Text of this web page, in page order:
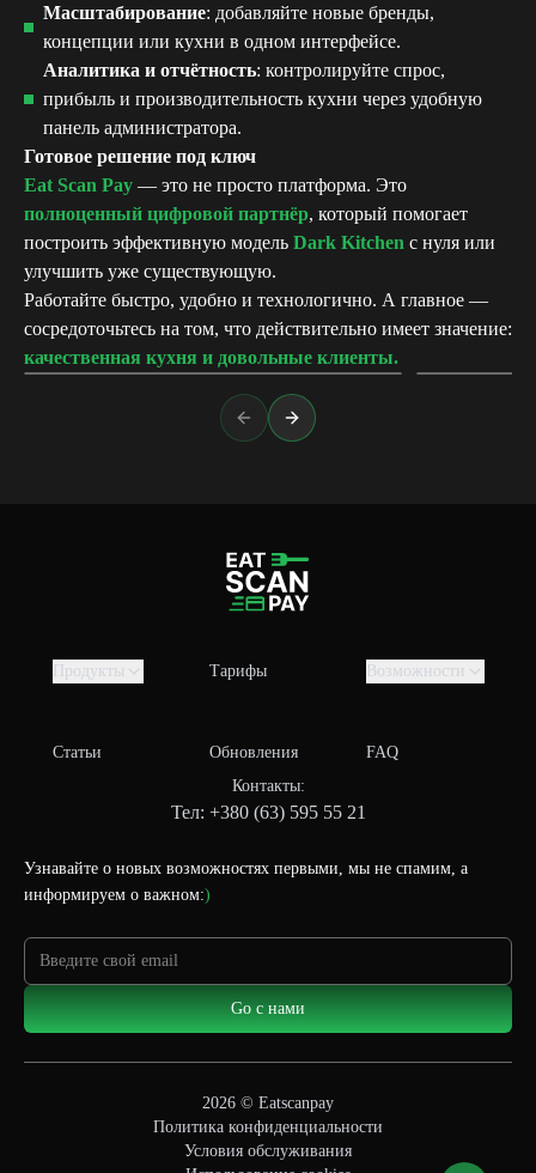
Масштабирование: добавляйте новые бренды,
концепции или кухни в одном интерфейсе.
Аналитика и отчётность: контролируйте спрос,
прибыль и производительность кухни через удобную
панель администратора.
Готовое решение под ключ
Eat Scan Pay — это не просто платформа. Это
полноценный цифровой партнёр, который помогает
построить эффективную модель Dark Kitchen с нуля или
улучшить уже существующую.
Работайте быстро, удобно и технологично. А главное —
сосредоточьтесь на том, что действительно имеет значение:
качественная кухня и довольные клиенты.
Возможности платформы ESP
Previous slide
Next slide
Продукты Тарифы Возможности
Статьи Обновления
FAQ
Контакты:
Тел: +380 (63) 595 55 21
Узнавайте о новых возможностях первыми, мы не спамим, а
информируем о важном:)
Go с нами
2026 © Eatscanpay
Политика конфиденциальности
Условия обслуживания